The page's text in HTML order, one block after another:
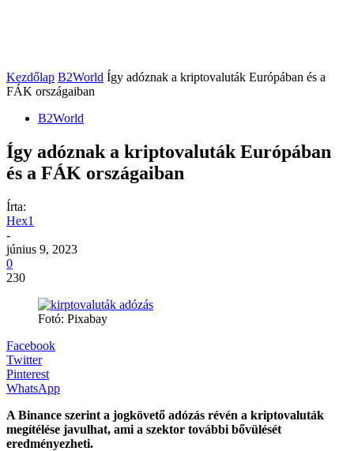
Kezdőlap B2World Így adóznak a kriptovaluták Európában és a
FÁK országaiban
B2World
Így adóznak a kriptovaluták Európában
és a FÁK országaiban
Írta:
Hex1
-
június 9, 2023
0
230
Fotó: Pixabay
Facebook
Twitter
Pinterest
WhatsApp
A Binance szerint a jogkövető adózás révén a kriptovaluták
megítélése javulhat, ami a szektor további bővülését
eredményezheti.